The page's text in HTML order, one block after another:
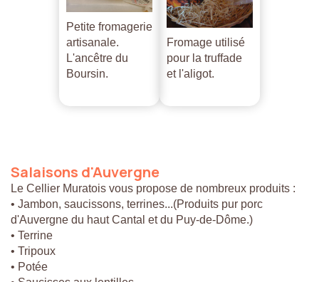
Petite fromagerie
artisanale.
L'ancêtre du
Boursin.
Fromage utilisé
pour la truffade
et l'aligot.
Salaisons d'Auvergne
Le Cellier Muratois vous propose de nombreux produits :
• Jambon, saucissons, terrines...(Produits pur porc
d'Auvergne du haut Cantal et du Puy-de-Dôme.)
• Terrine
• Tripoux
• Potée